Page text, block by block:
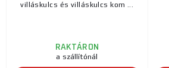
villáskulcs és villáskulcs kom ...
RAKTÁRON
a szállítónál